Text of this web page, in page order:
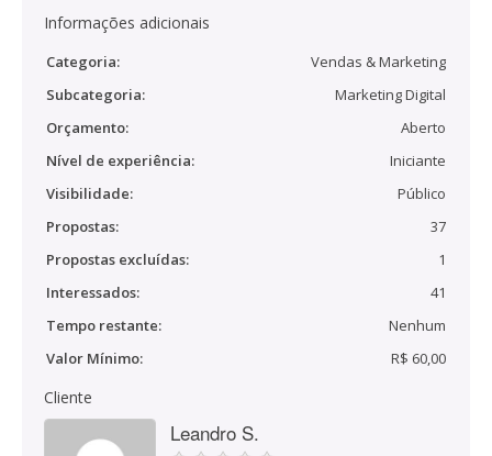
Informações adicionais
Categoria:
Vendas & Marketing
Subcategoria:
Marketing Digital
Orçamento:
Aberto
Nível de experiência:
Iniciante
Visibilidade:
Público
Propostas:
37
Propostas excluídas:
1
Interessados:
41
Tempo restante:
Nenhum
Valor Mínimo:
R$ 60,00
Cliente
Leandro S.